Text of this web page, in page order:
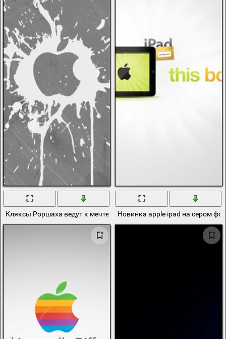
Кляксы Роршаха ведут к мечте об AppleНовинка apple ipad на сером